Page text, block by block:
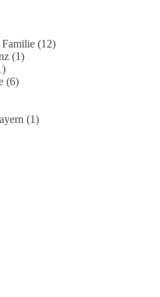
schreibt im
zum Schutz des Landes
und verteidigungsfähig
sieht vor, dass
übernimmt, zur
werden soll und
aufrüstet.
Umfrage mit und sag
des-monats-august-
de/grundlagendokume
(12)
(1)
(6)
(1)